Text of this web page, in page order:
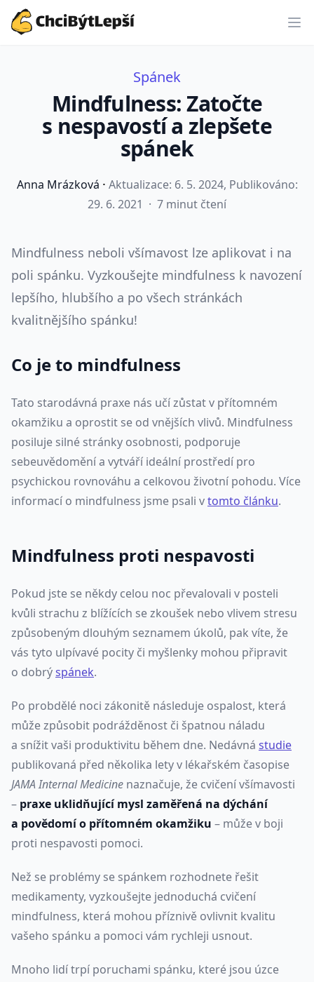
Spánek
Mindfulness: Zatočte
s nespavostí a zlepšete
spánek
Anna Mrázková · Aktualizace: 6. 5. 2024, Publikováno:
29. 6. 2021 · 7 minut čtení
Mindfulness neboli všímavost lze aplikovat i na
poli spánku. Vyzkoušejte mindfulness k navození
lepšího, hlubšího a po všech stránkách
kvalitnějšího spánku!
Co je to mindfulness
Tato starodávná praxe nás učí zůstat v přítomném
okamžiku a oprostit se od vnějších vlivů. Mindfulness
posiluje silné stránky osobnosti, podporuje
sebeuvědomění a vytváří ideální prostředí pro
psychickou rovnováhu a celkovou životní pohodu. Více
informací o mindfulness jsme psali vtomto článku.
Mindfulness proti nespavosti
Pokud jste se někdy celou noc převalovali v posteli
kvůli strachu z blížících se zkoušek nebo vlivem stresu
způsobeným dlouhým seznamem úkolů, pak víte, že
vás tyto ulpívavé pocity či myšlenky mohou připravit
o dobrýspánek.
Po probdělé noci zákonitě následuje ospalost, která
může způsobit podrážděnost či špatnou náladu
a snížit vaši produktivitu během dne. Nedávná studie
publikovaná před několika lety v lékařském časopise
JAMA Internal Medicine naznačuje, že cvičení všímavosti
– praxe uklidňující mysl zaměřená na dýchání
a povědomí o přítomném okamžiku – může v boji
proti nespavosti pomoci.
Než se problémy se spánkem rozhodnete řešit
medikamenty, vyzkoušejte jednoduchá cvičení
mindfulness, která mohou příznivě ovlivnit kvalitu
vašeho spánku a pomoci vám rychleji usnout.
Mnoho lidí trpí poruchami spánku, které jsou úzce